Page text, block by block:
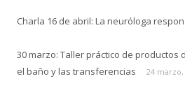
Charla 16 de abril: La neuróloga
30 marzo: Taller práctico de productos
el baño y las transferencias
24 marzo,